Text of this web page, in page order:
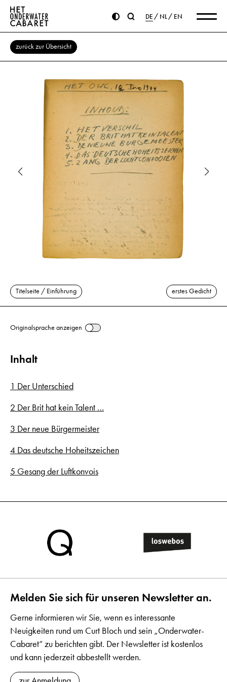
DE NL EN
zurück zur Übersicht
Titelseite / Einführung erstes Gedicht
Originalsprache anzeigen
Inhalt
1 Der Unterschied
2 Der Brit hat kein Talent …
3 Der neue Bürgermeister
4 Das deutsche Hoheitszeichen
5 Gesang der Luftkonvois
Melden Sie sich für unseren Newsletter an.
Gerne informieren wir Sie, wenn es interessante
Neuigkeiten rund um Curt Bloch und sein „Onderwater-
Cabaret“ zu berichten gibt. Der Newsletter ist kostenlos
und kann jederzeit abbestellt werden.